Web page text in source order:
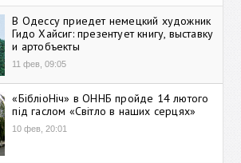
В Одессу приедет немецкий художник
Гидо Хайсиг: презентует книгу, выставку
и артобъекты
11 фев, 09:05
«БібліоНіч» в ОННБ пройде 14 лютого
під гаслом «Світло в наших серцях»
10 фев, 20:01